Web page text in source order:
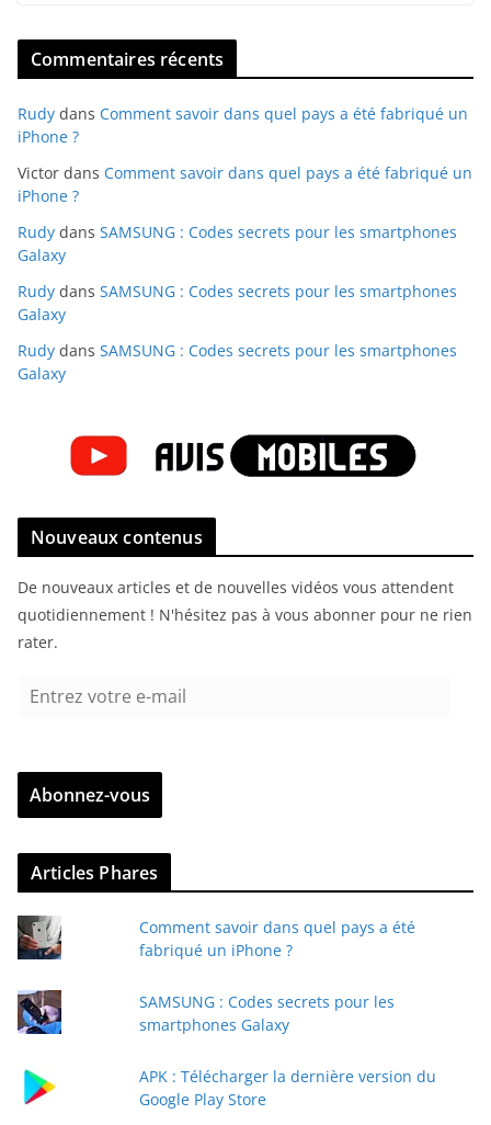
Commentaires récents
Rudy dans Comment savoir dans quel pays a été fabriqué un
iPhone ?
Victor dans Comment savoir dans quel pays a été fabriqué un
iPhone ?
Rudy dans SAMSUNG : Codes secrets pour les smartphones
Galaxy
Rudy dans SAMSUNG : Codes secrets pour les smartphones
Galaxy
Rudy dans SAMSUNG : Codes secrets pour les smartphones
Galaxy
Nouveaux contenus
De nouveaux articles et de nouvelles vidéos vous attendent
quotidiennement ! N'hésitez pas à vous abonner pour ne rien
rater.
r
z
v
r
e
e
-
a
Abonnez-vous
Articles Phares
Comment savoir dans quel pays a été
fabriqué un iPhone ?
SAMSUNG : Codes secrets pour les
smartphones Galaxy
APK : Télécharger la dernière version du
Google Play Store